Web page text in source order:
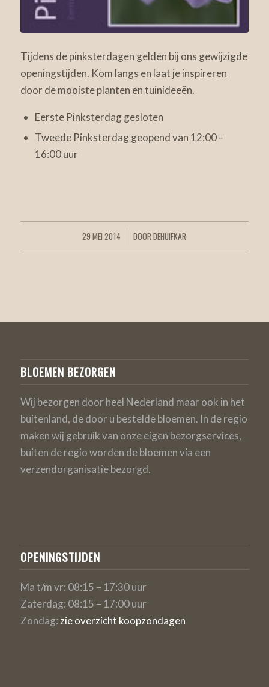
Tijdens de pinksterdagen gelden bij ons gewijzigde
openingstijden. Kom langs en laat je inspireren
door de mooiste planten en tuinideeën.
Eerste Pinksterdag gesloten
Tweede Pinksterdag geopend van 12:00 –
16:00 uur
29 MEI 2014
/ DOORDEHUIFKAR
BLOEMEN BEZORGEN
Wij bezorgen door heel Nederland maar ook in het
buitenland, de door u bestelde bloemen. In de regio
maken wij gebruik van onze eigen bezorgservices,
buiten de regio worden de bloemen via een
verzendorganisatie bezorgd.
OPENINGSTIJDEN
Ma t/m vr: 08:15 – 17:30 uur
Zaterdag: 08:15 – 17:00 uur
Zondag: zie overzicht koopzondagen